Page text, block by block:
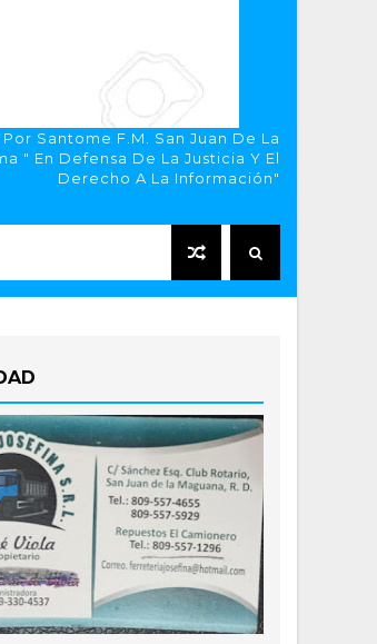
Santome F.M. San Juan De La
" En Defensa De La Justicia Y El
Derecho A La Información"